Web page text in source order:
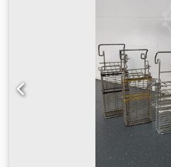
Garantie, keine Gewährleistung.